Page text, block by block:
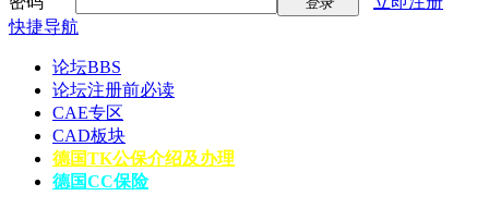
快捷导航
论坛BBS
论坛注册前必读
CAE专区
CAD板块
德国TK公保介绍及办理
德国CC保险